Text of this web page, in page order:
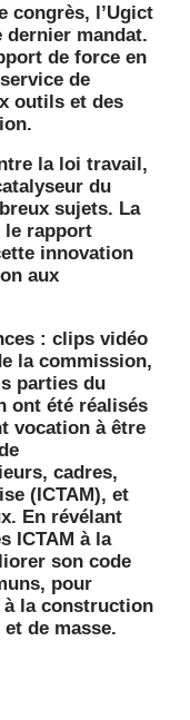
congrès, l’Ugict
dernier mandat.
de force en
de
outils et des
la loi travail,
du
sujets. La
le rapport
innovation
aux
: clips vidéo
la commission,
parties du
ont été réalisés
vocation à être
cadres,
(ICTAM), et
En révélant
ICTAM à la
son code
pour
la construction
de masse.